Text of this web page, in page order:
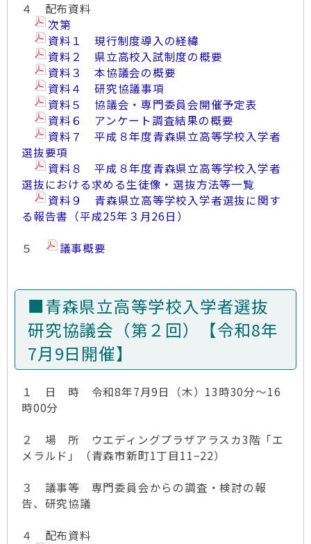
４ 配布資料
次第
資料１ 現行制度導入の経緯
資料２ 県立高校入試制度の概要
資料３ 本協議会の概要
資料４ 研究協議事項
資料５ 協議会・専門委員会開催予定表
資料６ アンケート調査結果の概要
資料７ 平成８年度青森県立高等学校入学者
選抜要項
資料８ 平成８年度青森県立高等学校入学者
選抜における求める生徒像・選抜方法等一覧
資料９ 青森県立高等学校入学者選抜に関す
る報告書（平成25年３月26日）
５
議事概要
■青森県立高等学校入学者選抜
研究協議会（第２回）【令和8年
7月9日開催】
１ 日 時 令和8年7月9日（木）13時30分～16
時00分
２ 場 所 ウエディングプラザアラスカ3階「エ
メラルド」（青森市新町1丁目11−22）
３ 議事等 専門委員会からの調査・検討の報
告、研究協議
４ 配布資料